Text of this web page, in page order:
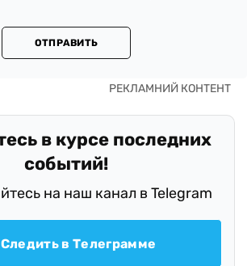
ОТПРАВИТЬ
в курсе последних
событий!
на наш канал в Telegram
Следить в Телеграмме